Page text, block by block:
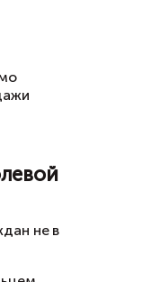
о
комнаты,
до 31
владелец